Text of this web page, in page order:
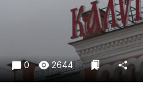
Недвижимость и
Образование
Общество
Погода
0 2644